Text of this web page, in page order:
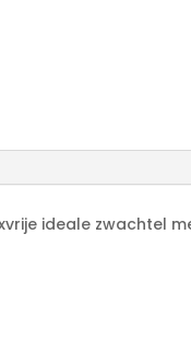
:
ideale zwachtel